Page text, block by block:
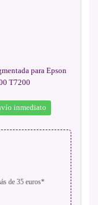
para Epson
T7200
inmediato
de 35 euros*